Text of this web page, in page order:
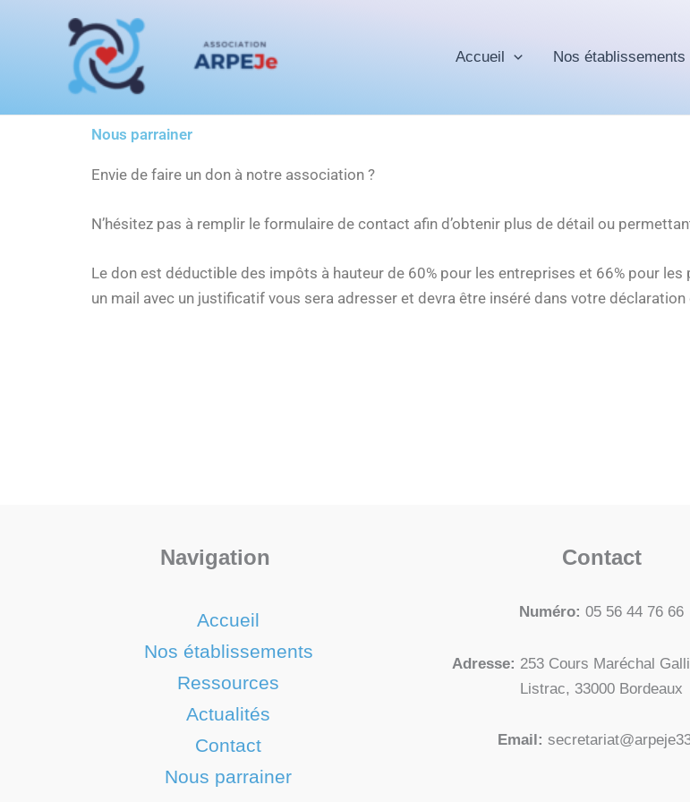
Accueil Nos établissements
Nous parrainer
Envie de faire un don à notre association ?
N’hésitez pas à remplir le formulaire de contact afin d’obtenir plus de détail ou
Le don est déductible des impôts à hauteur de 60% pour les entreprises et 66% pour
un mail avec un justificatif vous sera adresser et devra être inséré dans votre déclaration
Navigation
Accueil
Nos établissements
Ressources
Actualités
Contact
Nous parrainer
Contact
Numéro: 05 56 44 76 66
Adresse: 253 Cours Maréchal
Listrac, 33000 Bordeaux
Email: